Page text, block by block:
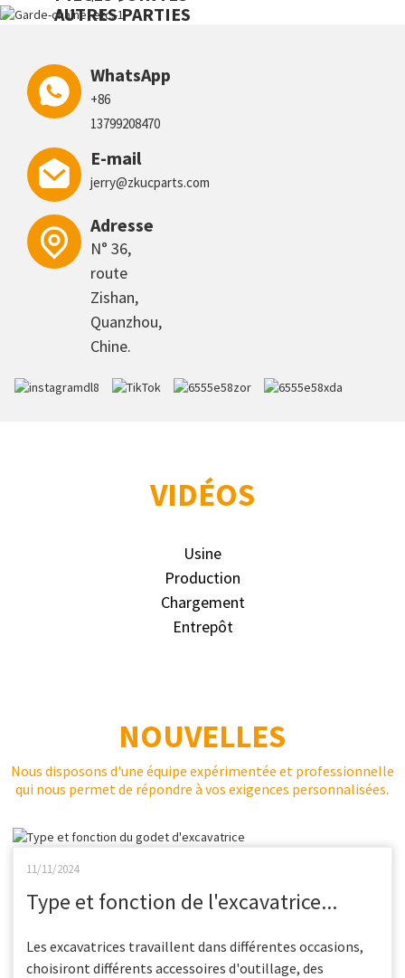
AUTRES PARTIES
WhatsApp
+86
13799208470
E-mail
jerry@zkucparts.com
Adresse
N° 36,
route
Zishan,
Quanzhou,
Chine.
VIDÉOS
Usine
Production
Chargement
Entrepôt
NOUVELLES
Nous disposons d'une équipe expérimentée et professionnelle
qui nous permet de répondre à vos exigences personnalisées.
11/11/2024
Type et fonction de l'excavatrice...
Les excavatrices travaillent dans différentes occasions,
choisiront différents accessoires d'outillage, des